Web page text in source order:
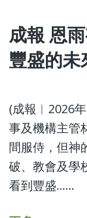
成報 恩
豐盛的未
(成報︱2026
事及機構主管
間服侍，但神
破、教會及學
看到豐盛……